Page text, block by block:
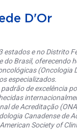
D'Or
e no Distrito
do Brasil, oferecendo
(Oncologia
especializados.
de excelência
de Acreditação
Canadense de
Society of